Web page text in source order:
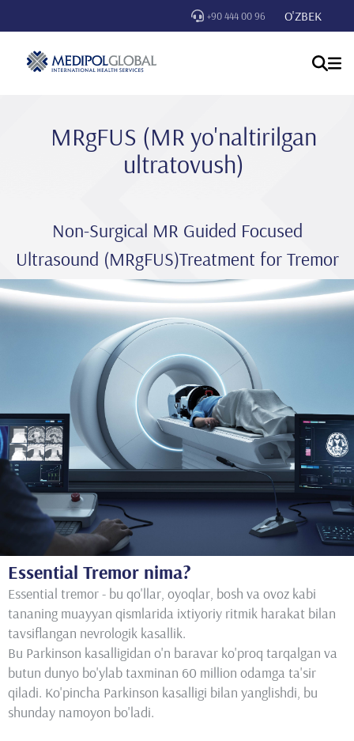
+90 444 00 96 O'ZBEK
MRgFUS (MR yo'naltirilgan
ultratovush)
Non-Surgical MR Guided Focused
Ultrasound (MRgFUS)Treatment for Tremor
Essential Tremor nima?
Essential tremor - bu qo'llar, oyoqlar, bosh va ovoz kabi
tananing muayyan qismlarida ixtiyoriy ritmik harakat bilan
tavsiflangan nevrologik kasallik.
Bu Parkinson kasalligidan o'n baravar ko'proq tarqalgan va
butun dunyo bo'ylab taxminan 60 million odamga ta'sir
qiladi. Ko'pincha Parkinson kasalligi bilan yanglishdi, bu
shunday namoyon bo'ladi.